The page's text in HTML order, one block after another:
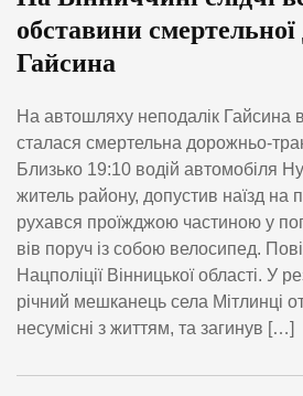
обставини
Гайсина
На автошляху неподалік Гайсина
сталася смертельна дорожньо-
Близько 19:10 водій автомобіля
житель району, допустив наїзд на
рухався проїжджою частиною у
вів поруч із собою велосипед.
Нацполіції Вінницької області. У
річний мешканець села Мітлинці
несумісні з життям, та загинув […]